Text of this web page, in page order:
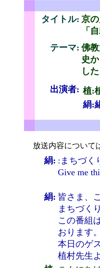
タイトル: 京
「
テーマ: 佛
史
した
出演者: 植:
絹:
放送内容について
絹: :まちづく
Give me
絹: 皆さま、
まちづく
この番組
おります。
本日のゲ
植村先生